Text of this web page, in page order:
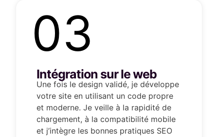
03
Intégration sur le web
Une fois le design validé, je développe
votre site en utilisant un code propre
et moderne. Je veille à la rapidité de
chargement, à la compatibilité mobile
et j’intègre les bonnes pratiques SEO